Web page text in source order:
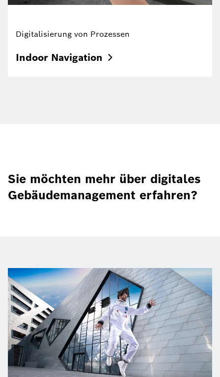
Digitalisierung von Prozessen
Indoor Navigation
Sie möchten mehr über digitales
Gebäudemanagement erfahren?